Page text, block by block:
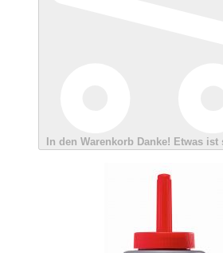
In den Warenkorb Danke! Etwas ist